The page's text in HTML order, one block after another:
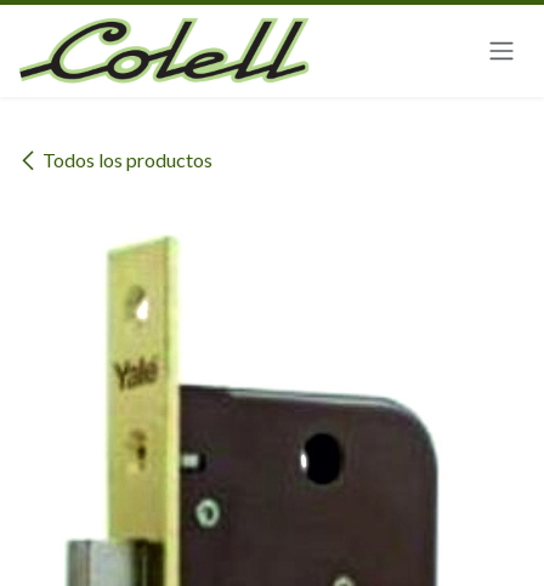
Ir al contenido
Todos los productos